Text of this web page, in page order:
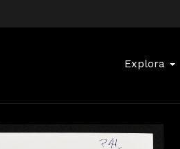
Explora